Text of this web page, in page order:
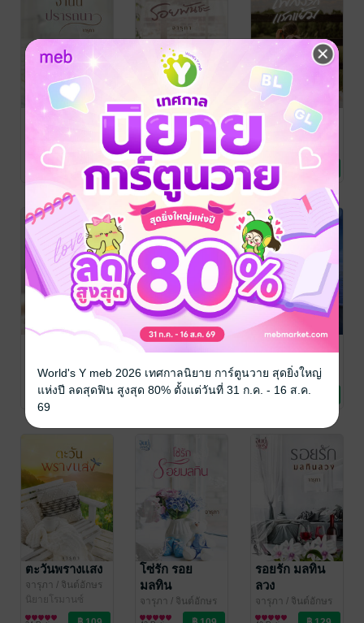
จำนนปรารถนา
/ จินต์อักษร
สำนักพิมพ์
นิยายโรมานซ์
23 Rating
รอยพันธะ
จารุภา / จินต์อักษร
สำนักพิมพ์
นิยายโรมานซ์
4 Rating
เพลิงรัก
เเรกเเย้ม
จารุภา
/ จินต์อักษร
สำนักพิมพ์
นิยายโรมานซ์
18 Rating
สำนักพิมพ์
นิยายโรมานซ์
SET รวมเรื่อง
จารุภา/ จินต์อักษร
สำนักพิมพ์
นิยายโรมานซ์
ทะเลพรางดาว
สำนักพิมพ์
นิยายโรมานซ์
ตะวันพรางเเสง
จารุภา / จินต์อักษร
สำนักพิมพ์
นิยายโรมานซ์
โซ่รัก รอย
มลทิน
จารุภา / จินต์อักษร
สำนักพิมพ์
นิยายโรมานซ์
รอยรัก มลทิน
ลวง
จารุภา / จินต์อักษร
สำนักพิมพ์
นิยายโรมานซ์
World's Y meb 2026 เทศกาลนิยาย การ์ตูนวาย สุดยิ่งใหญ่
แห่งปี ลดสุดฟิน สูงสุด 80% ตั้งแต่วันที่ 31 ก.ค. - 16 ส.ค.
69